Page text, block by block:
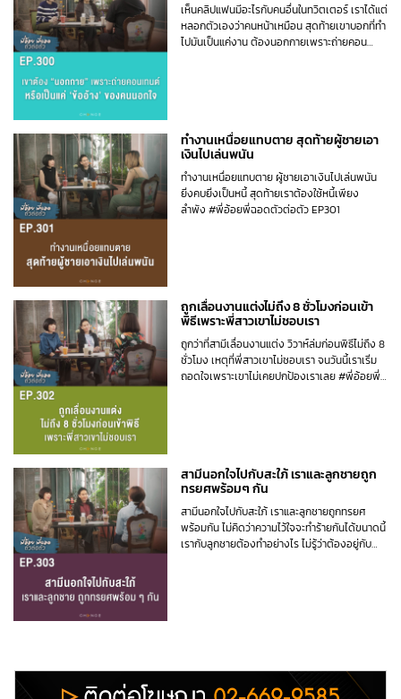
เห็นคลิปแฟนมีอะไรกับคนอื่นในทวิตเตอร์ เราได้แต่
หลอกตัวเองว่าคนหน้าเหมือน สุดท้ายเขาบอกที่ทำ
ไปมันเป็นแค่งาน ต้องนอกกายเพราะถ่ายคอน
ทำงานเหนื่อยแทบตาย สุดท้ายผู้ชายเอา
เงินไปเล่นพนัน
ทำงานเหนื่อยแทบตาย ผู้ชายเอาเงินไปเล่นพนัน
ยิ่งคบยิ่งเป็นหนี้ สุดท้ายเราต้องใช้หนี้เพียง
ลำพัง #พี่อ้อยพี่ฉอดตัวต่อตัว EP301
ถูกเลื่อนงานแต่งไม่ถึง 8 ชั่วโมงก่อนเข้า
พิธีเพราะพี่สาวเขาไม่ชอบเรา
ถูกว่าที่สามีเลื่อนงานแต่ง วิวาห์ล่มก่อนพิธีไม่ถึง 8
ชั่วโมง เหตุที่พี่สาวเขาไม่ชอบเรา จนวันนี้เราเริ่ม
ถอดใจเพราะเขาไม่เคยปกป้องเราเลย #พี่อ้อยพี่
สามีนอกใจไปกับสะใภ้ เราและลูกชายถูก
ทรยศพร้อมๆ กัน
สามีนอกใจไปกับสะใภ้ เราและลูกชายถูกทรยศ
พร้อมกัน ไม่คิดว่าความไว้ใจจะทำร้ายกันได้ขนาดนี้
เรากับลูกชายต้องทำอย่างไร ไม่รู้ว่าต้องอยู่กับ